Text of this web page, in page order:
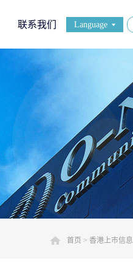
Language
联系我们
首页 > 香港上市信息